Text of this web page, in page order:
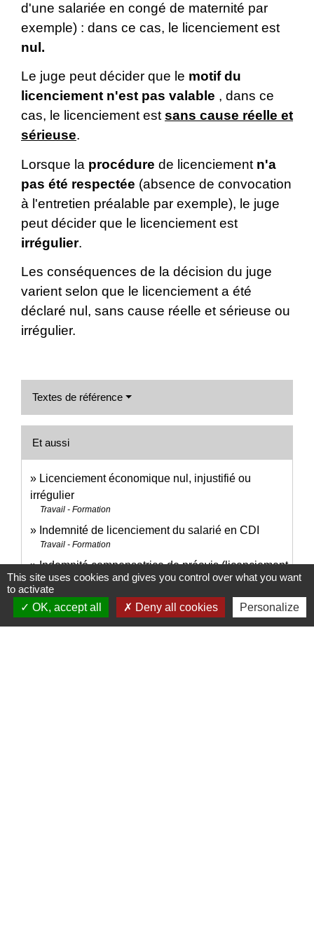
d'une salariée en congé de maternité par
exemple) : dans ce cas, le licenciement est
nul .
Le juge peut décider que le motif du
licenciement n'est pas valable , dans ce
cas, le licenciement estsans cause réelle et
sérieuse.
Lorsque la procédure de licenciement n'a
pas été respectée (absence de convocation
à l'entretien préalable par exemple), le juge
peut décider que le licenciement est
irrégulier.
Les conséquences de la décision du juge
varient selon que le licenciement a été
déclaré nul, sans cause réelle et sérieuse ou
irrégulier.
Textes de référence
Et aussi
Licenciement économique nul, injustifié ou
irrégulier
Travail - Formation
Indemnité de licenciement du salarié en CDI
Travail - Formation
Indemnité compensatrice de préavis (licenciement,
démission...)
Travail - Formation
Indemnité compensatrice de congés payés
This site uses cookies and gives you control over what you want
to activate
OK, accept all
Deny all cookies Personalize